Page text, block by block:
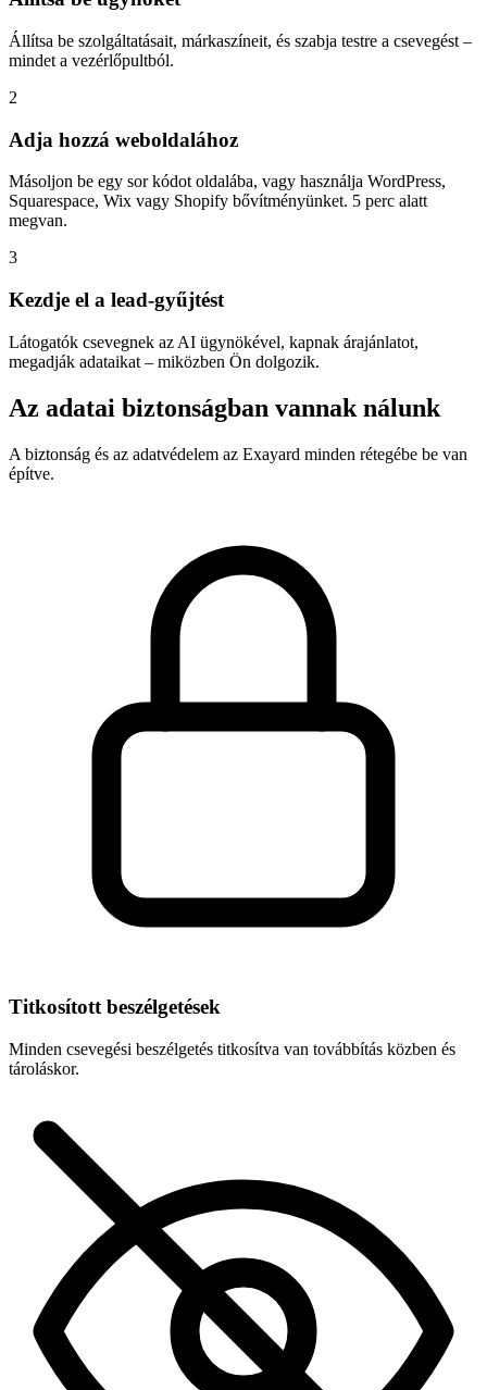
Állítsa be szolgáltatásait, márkaszíneit, és szabja testre a csevegést –
mindet a vezérlőpultból.
2
Adja hozzá weboldalához
Másoljon be egy sor kódot oldalába, vagy használja WordPress,
Squarespace, Wix vagy Shopify bővítményünket. 5 perc alatt
megvan.
3
Kezdje el a lead-gyűjtést
Látogatók csevegnek az AI ügynökével, kapnak árajánlatot,
megadják adataikat – miközben Ön dolgozik.
Az adatai biztonságban vannak nálunk
A biztonság és az adatvédelem az Exayard minden rétegébe be van
építve.
Titkosított beszélgetések
Minden csevegési beszélgetés titkosítva van továbbítás közben és
tároláskor.